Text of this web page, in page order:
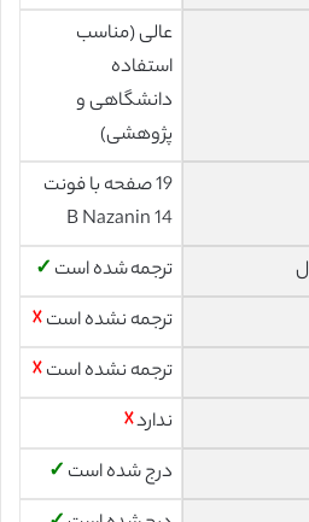
عالی (مناسب
استفاده
دانشگاهی و
پژوهشی)
19 صفحه با فونت
14 B Nazanin
ترجمه شده است ✓
ترجمه نشده است☓
ترجمه نشده است☓
ندارد☓
درج شده است ✓